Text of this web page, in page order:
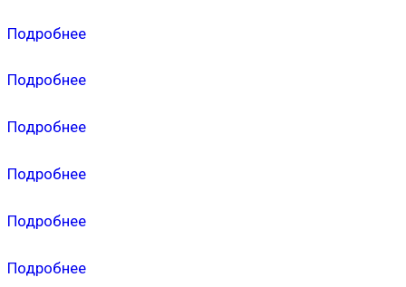
Подробнее
Подробнее
Подробнее
Подробнее
Подробнее
Подробнее